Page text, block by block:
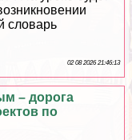
словарь
02 08 2026 21:46:13
– дорога
по